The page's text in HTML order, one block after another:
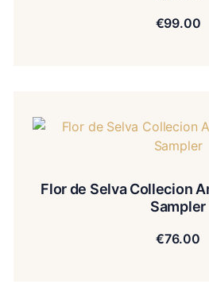
€99.00
Flor de Selva Collecion
Sampler
€76.00